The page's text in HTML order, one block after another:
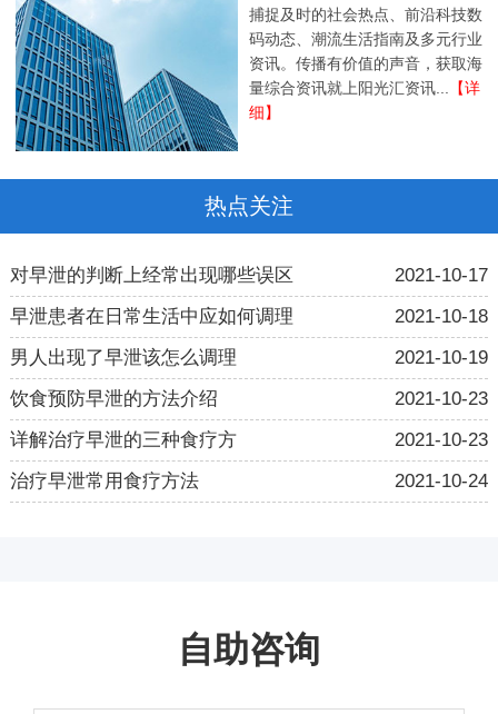
捕捉及时的社会热点、前沿科技数
码动态、潮流生活指南及多元行业
资讯。传播有价值的声音，获取海
量综合资讯就上阳光汇资讯...
【详
细】
热点关注
对早泄的判断上经常出现哪些误区
2021-10-17
早泄患者在日常生活中应如何调理
2021-10-18
男人出现了早泄该怎么调理
2021-10-19
饮食预防早泄的方法介绍
2021-10-23
详解治疗早泄的三种食疗方
2021-10-23
治疗早泄常用食疗方法
2021-10-24
自助咨询